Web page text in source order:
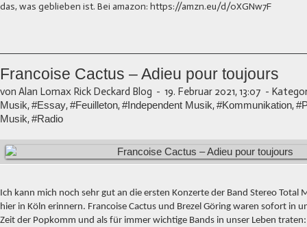
das, was geblieben ist. Bei amazon: https://amzn.eu/d/0XGNw7F
Francoise Cactus – Adieu pour toujours
von Alan Lomax Rick Deckard Blog - 19. Februar 2021, 13:07 -
Musik,#Essay,#Feuilleton,#Independent Musik,#Kommunikation,
Musik,#Radio
Ich kann mich noch sehr gut an die ersten Konzerte der Band Stereo Total
hier in Köln erinnern. Francoise Cactus und Brezel Göring waren sofort in
Zeit der Popkomm und als für immer wichtige Bands in unser Leben